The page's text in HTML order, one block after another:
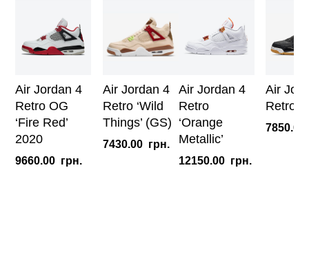
Air Jordan 4
Retro OG
‘Fire Red’
2020
9660.00 грн.
Air Jordan 4
Retro ‘Wild
Things’ (GS)
7430.00 грн.
Air Jordan 4
Retro
‘Orange
Metallic’
12150.00 грн.
Air
Retro
7850.00